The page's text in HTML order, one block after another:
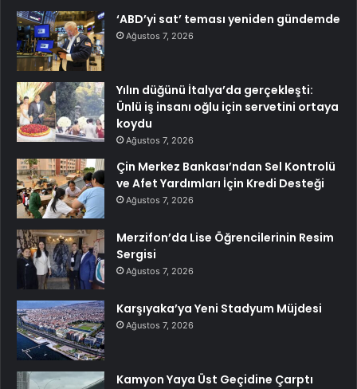
‘ABD’yi sat’ teması yeniden gündemde
Ağustos 7, 2026
Yılın düğünü İtalya’da gerçekleşti:
Ünlü iş insanı oğlu için servetini ortaya
koydu
Ağustos 7, 2026
Çin Merkez Bankası’ndan Sel Kontrolü
ve Afet Yardımları İçin Kredi Desteği
Ağustos 7, 2026
Merzifon’da Lise Öğrencilerinin Resim
Sergisi
Ağustos 7, 2026
Karşıyaka’ya Yeni Stadyum Müjdesi
Ağustos 7, 2026
Kamyon Yaya Üst Geçidine Çarptı